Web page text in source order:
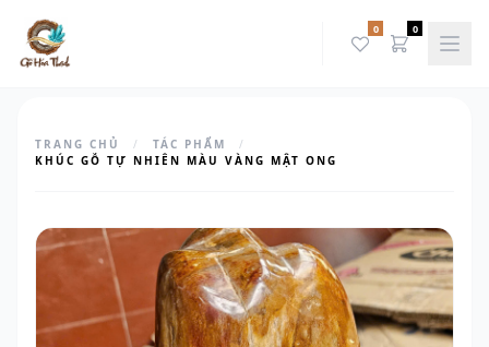
0 0
TRANG CHỦ / TÁC PHẨM
/
KHÚC GỖ TỰ NHIÊN MÀU VÀNG MẬT ONG